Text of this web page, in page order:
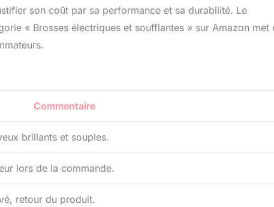
son coût par sa performance et sa durabilité. Le
« Brosses électriques et soufflantes » sur Amazon met
Commentaire
brillants et souples.
lors de la commande.
retour du produit.